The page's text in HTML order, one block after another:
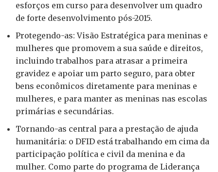
esforços em curso para desenvolver um quadro
de forte desenvolvimento pós-2015.
Protegendo-as: Visão Estratégica para meninas e
mulheres que promovem a sua saúde e direitos,
incluindo trabalhos para atrasar a primeira
gravidez e apoiar um parto seguro, para obter
bens econômicos diretamente para meninas e
mulheres, e para manter as meninas nas escolas
primárias e secundárias.
Tornando-as central para a prestação de ajuda
humanitária: o DFID está trabalhando em cima da
participação política e civil da menina e da
mulher. Como parte do programa de Liderança